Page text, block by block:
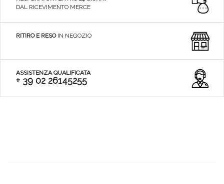
DAL RICEVIMENTO MERCE
RITIRO E RESOIN NEGOZIO
ASSISTENZA QUALIFICATA
+ 39 02 26145255